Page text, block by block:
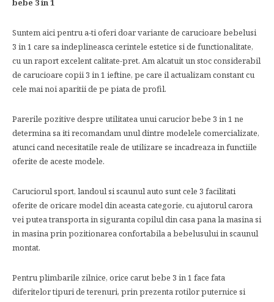
bebe 3 in 1
Suntem aici pentru a-ti oferi doar variante de carucioare bebelusi
3 in 1 care sa indeplineasca cerintele estetice si de functionalitate,
cu un raport excelent calitate-pret. Am alcatuit un stoc considerabil
de carucioare copii 3 in 1 ieftine, pe care il actualizam constant cu
cele mai noi aparitii de pe piata de profil.
Parerile pozitive despre utilitatea unui carucior bebe 3 in 1 ne
determina sa iti recomandam unul dintre modelele comercializate,
atunci cand necesitatile reale de utilizare se incadreaza in functiile
oferite de aceste modele.
Caruciorul sport, landoul si scaunul auto sunt cele 3 facilitati
oferite de oricare model din aceasta categorie, cu ajutorul carora
vei putea transporta in siguranta copilul din casa pana la masina si
in masina prin pozitionarea confortabila a bebelusului in scaunul
montat.
Pentru plimbarile zilnice, orice carut bebe 3 in 1 face fata
diferitelor tipuri de terenuri, prin prezenta rotilor puternice si